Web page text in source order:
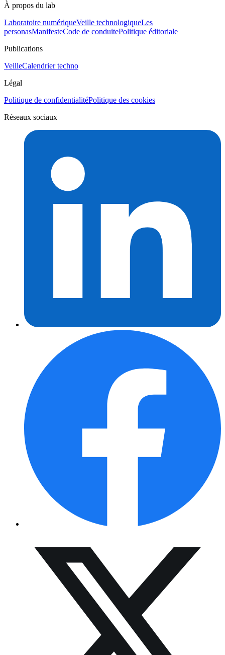
À propos du lab
Laboratoire numériqueVeille technologiqueLes
personasManifesteCode de conduitePolitique éditoriale
Publications
VeilleCalendrier techno
Légal
Politique de confidentialitéPolitique des cookies
Réseaux sociaux